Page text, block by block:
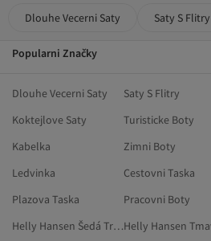
Dlouhe Vecerni Saty Saty S Flitry
Popularni Značky
Dlouhe Vecerni Saty Saty S Flitry
Koktejlove Saty
Turisticke Boty
Kabelka
Zimni Boty
Ledvinka
Cestovni Taska
Plazova Taska
Pracovni Boty
Helly Hansen Šedá Trička